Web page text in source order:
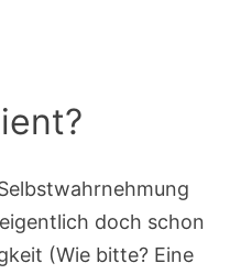
doch schon
(Wie bitte? Eine